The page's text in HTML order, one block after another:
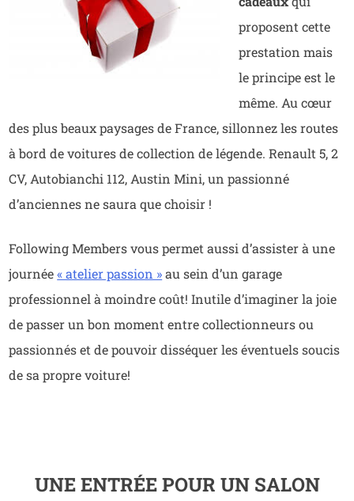
proposent cette
prestation mais
le principe est le
même. Au cœur
des plus beaux paysages de France, sillonnez les routes
à bord de voitures de collection de légende. Renault 5, 2
CV, Autobianchi 112, Austin Mini, un passionné
d’anciennes ne saura que choisir !
Following Members vous permet aussi d’assister à une
journée« atelier passion »au sein d’un garage
professionnel à moindre coût! Inutile d’imaginer la joie
de passer un bon moment entre collectionneurs ou
passionnés et de pouvoir disséquer les éventuels soucis
de sa propre voiture!
UNE ENTRÉE POUR UN SALON